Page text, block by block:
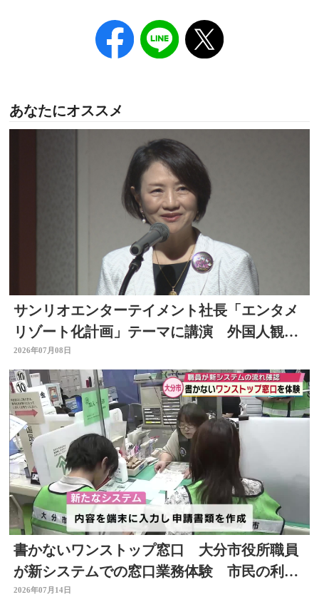
あなたにオススメ
サンリオエンターテイメント社長「エンタメ
リゾート化計画」テーマに講演 外国人観光
客の呼び込みも 大分
2026年07月08日
書かないワンストップ窓口 大分市役所職員
が新システムでの窓口業務体験 市民の利便
性向上と業務効率化へ
2026年07月14日